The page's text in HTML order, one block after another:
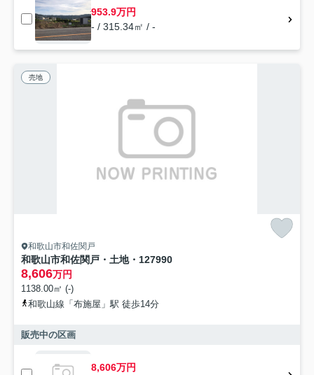
953.9万円
- / 315.34㎡ / -
売地
和歌山市和佐関戸
和歌山市和佐関戸・土地・127990
8,606万円
1138.00㎡ (-)
和歌山線「布施屋」駅 徒歩14分
販売中の区画
8,606万円